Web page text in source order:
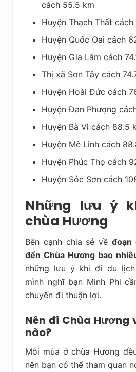
cách 55.5 km
Huyện Thạch Thất cách
Huyện Quốc Oai cách
Huyện Gia Lâm cách
Thị xã Sơn Tây cách
Huyện Hoài Đức cách
Huyện Đan Phượng
Huyện Bà Vì cách 88.5
Huyện Mê Linh cách
Huyện Phúc Thọ cách
Huyện Sóc Sơn cách
Những lưu ý
chùa Hương
Bên cạnh chia sẻ về đoạn
đến Chùa Hương bao
những lưu ý khi đi du lịch
mình nghĩ bạn Minh Phi
chuyến đi thuận lợi.
Nên đi Chùa
nào?
Mỗi mùa ở chùa Hương
nên bạn có thể tham quan